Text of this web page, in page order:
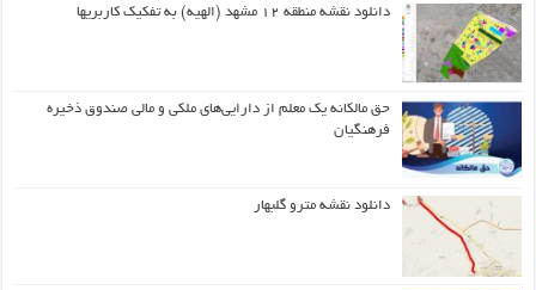
دانلود نقشه منطقه ۱۲ مشهد (الهیه) به تفکیک کاربریها
حق مالکانه یک معلم از دارایی‌های ملکی و مالی صندوق ذخیره
فرهنگیان
دانلود نقشه مترو گلبهار